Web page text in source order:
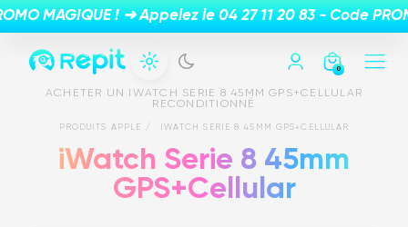
0
ACHETER UN IWATCH SERIE 8 45MM GPS+CELLULAR
RECONDITIONNÉ
PRODUITS APPLE IWATCH SERIE 8 45MM GPS+CELLULAR
iWatch Serie 8 45mm
GPS+Cellular